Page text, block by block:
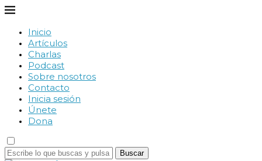
Inicio
Artículos
Charlas
Podcast
Sobre nosotros
Contacto
Inicia sesión
Únete
Dona
Buscar